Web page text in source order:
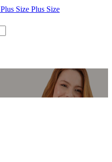
Plus Size Plus Size